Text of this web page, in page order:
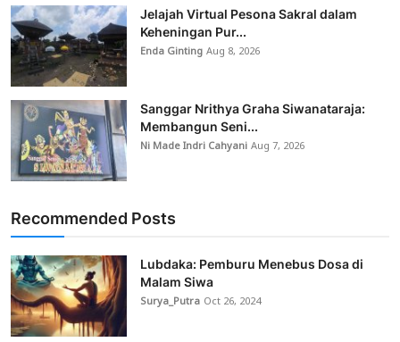
Jelajah Virtual Pesona Sakral dalam
Keheningan Pur...
Enda GintingAug 8, 2026
Sanggar Nrithya Graha Siwanataraja:
Membangun Seni...
Ni Made Indri CahyaniAug 7, 2026
Recommended Posts
Lubdaka: Pemburu Menebus Dosa di
Malam Siwa
Surya_Putra Oct 26, 2024